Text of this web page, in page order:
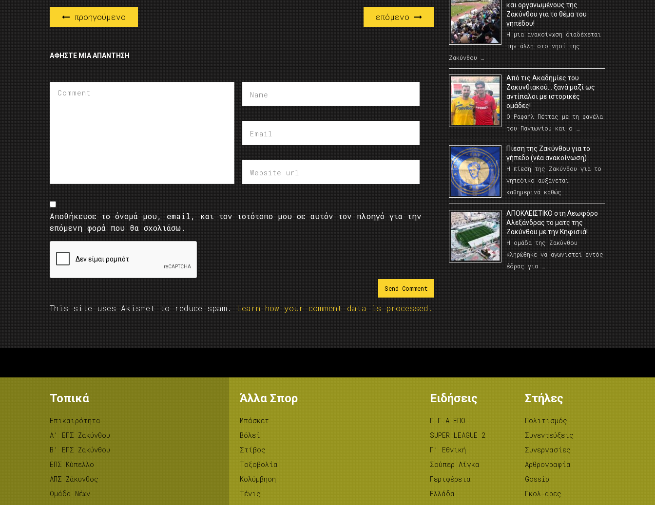
προηγούμενο επόμενο
ΑΦΉΣΤΕ ΜΙΑ ΑΠΆΝΤΗΣΗ
Αποθήκευσε το όνομά μου, email, και τον ιστότοπο μου σε αυτόν τον πλοηγό για την
επόμενη φορά που θα σχολιάσω.
This site uses Akismet to reduce spam. Learn how your comment data is processed.
και οργανωμένους της
Ζακύνθου για το θέμα του
γηπέδου!
Η μια ανακοίνωση διαδέχεται
την άλλη στο νησί της
Ζακύνθου …
Από τις Ακαδημίες του
Ζακυνθιακού… ξανά μαζί ως
αντίπαλοι με ιστορικές
ομάδες!
Ο Ραφαήλ Πέττας με τη φανέλα
του Πανιωνίου και ο …
Πίεση της Ζακύνθου για το
γήπεδο (νέα ανακοίνωση)
Η πίεση της Ζακύνθου για το
γηπεδικο αυξάνεται
καθημερινά καθώς …
AΠΟΚΛΕΙΣΤΙΚΟ στη Λεωφόρο
Αλεξάνδρας το ματς της
Ζακύνθου με την Κηφισιά!
Η ομάδα της Ζακύνθου
κληρώθηκε να αγωνιστεί εντός
έδρας για …
Τοπικά
Επικαιρότητα
A’ ΕΠΣ Ζακύνθου
B’ ΕΠΣ Ζακύνθου
ΕΠΣ Κύπελλο
ΑΠΣ Ζάκυνθος
Ομάδα Νέων
Άλλα Σπορ
Μπάσκετ
Βόλεϊ
Στίβος
Tοξοβολία
Κολύμβηση
Τένις
Ειδήσεις
Γ.Γ.Α-ΕΠΟ
SUPER LEAGUE 2
Γ’ Εθνική
Σούπερ Λίγκα
Περιφέρεια
Ελλάδα
Στήλες
Πολιτισμός
Συνεντεύξεις
Συνεργασίες
Αρθρογραφία
Gossip
Γκολ-αρες